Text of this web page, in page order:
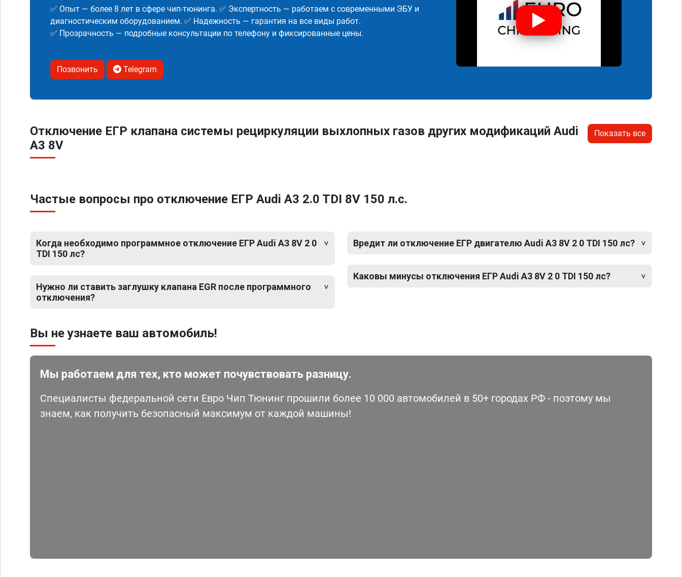
✅ Опыт — более 8 лет в сфере чип-тюнинга. ✅ Экспертность — работаем с современными ЭБУ и
диагностическим оборудованием. ✅ Надежность — гарантия на все виды работ.
✅ Прозрачность — подробные консультации по телефону и фиксированные цены.
Позвонить Telegram
Отключение ЕГР клапана системы рециркуляции выхлопных газов других модификаций Audi
A3 8V
Показать все
Частые вопросы про отключение ЕГР Audi A3 2.0 TDI 8V 150 л.с.
Когда необходимо программное отключение ЕГР Audi A3 8V 2 0
TDI 150 лс?
Нужно ли ставить заглушку клапана EGR после программного
отключения?
Вредит ли отключение ЕГР двигателю Audi A3 8V 2 0 TDI 150 лс?
Каковы минусы отключения ЕГР Audi A3 8V 2 0 TDI 150 лс?
Вы не узнаете ваш автомобиль!
Мы работаем для тех, кто может почувствовать разницу.
Специалисты федеральной сети Евро Чип Тюнинг прошили более 10 000 автомобилей в 50+ городах РФ - поэтому мы
знаем, как получить безопасный максимум от каждой машины!